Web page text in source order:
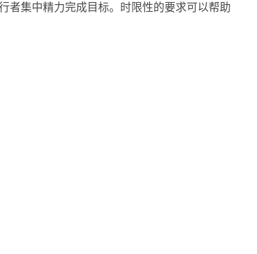
者集中精力完成目标。时限性的要求可以帮助